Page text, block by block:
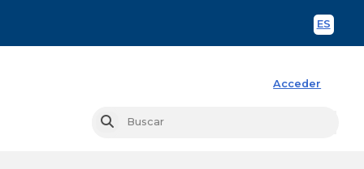
ES
Acceder
Buscar